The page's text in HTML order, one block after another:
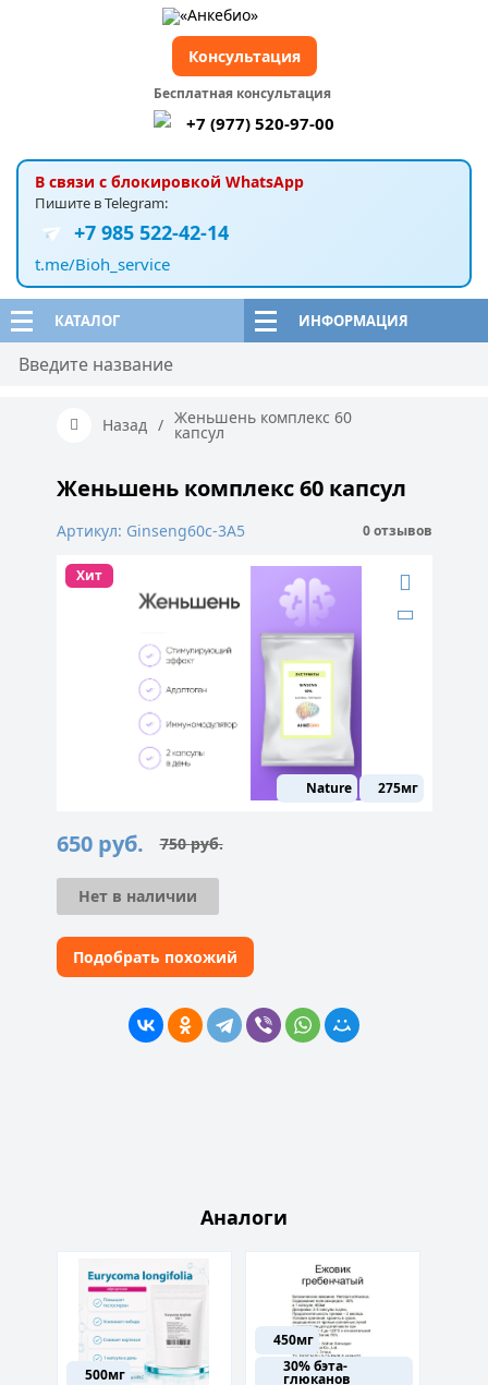
КАТАЛОГ ИНФОРМАЦИЯ
В связи с блокировкой WhatsApp
Пишите в Telegram:
+7 985 522-42-14
t.me/Bioh_service
Бесплатная консультация
+7 (977) 520-97-00
Консультация
Назад / Женьшень комплекс 60
капсул
Женьшень комплекс 60 капсул
Артикул: Ginseng60c-3A5 0 отзывов
Nature 275мг
Хит
750руб.
Первоначальная
составляла
750 руб..
650 руб.
Текущая
650 руб..
Нет в наличии
Подобрать похожий
Аналоги
500мг
450мг
30% бэта-
глюканов